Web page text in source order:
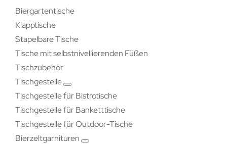
Biergartentische
Klapptische
Stapelbare Tische
Tische mit selbstnivellierenden Füßen
Tischzubehör
Tischgestelle
Tischgestelle für Bistrotische
Tischgestelle für Banketttische
Tischgestelle für Outdoor-Tische
Bierzeltgarnituren